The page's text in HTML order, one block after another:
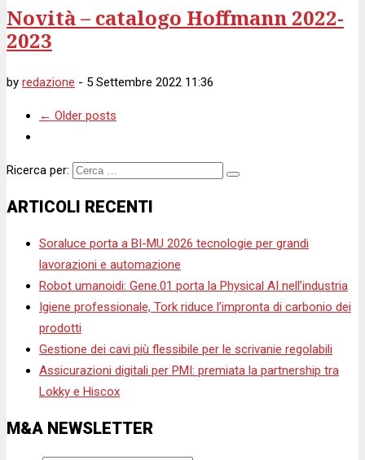
Novità – catalogo Hoffmann 2022-
2023
by redazione - 5 Settembre 2022 11:36
← Older posts
Ricerca per:
ARTICOLI RECENTI
Soraluce porta a BI-MU 2026 tecnologie per grandi
lavorazioni e automazione
Robot umanoidi: Gene.01 porta la Physical AI nell’industria
Igiene professionale, Tork riduce l’impronta di carbonio dei
prodotti
Gestione dei cavi più flessibile per le scrivanie regolabili
Assicurazioni digitali per PMI: premiata la partnership tra
Lokky e Hiscox
M&A NEWSLETTER